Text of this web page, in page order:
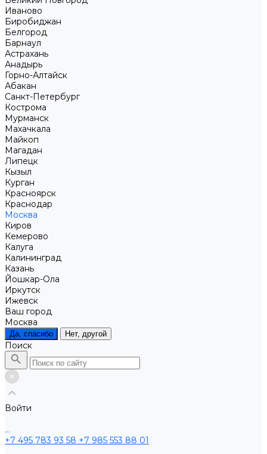
Иваново
Биробиджан
Белгород
Барнаул
Астрахань
Анадырь
Горно-Алтайск
Абакан
Санкт-Петербург
Кострома
Мурманск
Махачкала
Майкоп
Магадан
Липецк
Кызыл
Курган
Красноярск
Краснодар
Москва
Киров
Кемерово
Калуга
Калининград
Казань
Йошкар-Ола
Иркутск
Ижевск
Ваш город
Москва
Да, спасибо Нет, другой
Поиск
Войти
...
+7 495 783 93 58 +7 985 553 88 01